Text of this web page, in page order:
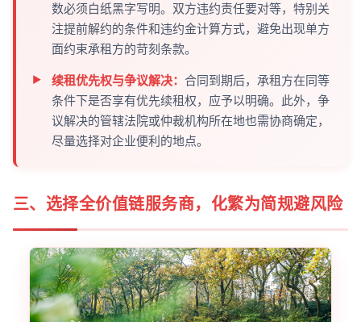
数必须白纸黑字写明。双方违约责任要对等，特别关
注提前解约的条件和违约金计算方式，避免出现单方
面约束承租方的苛刻条款。
续租优先权与争议解决： 合同到期后，承租方在同等
条件下是否享有优先续租权，应予以明确。此外，争
议解决的管辖法院或仲裁机构所在地也需协商确定，
尽量选择对企业便利的地点。
三、选择全价值链服务商，化繁为简规避风险